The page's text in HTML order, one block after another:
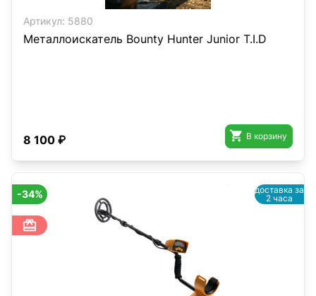
Артикул: 5880
Металлоискатель Bounty Hunter Junior T.I.D
8 100 ₽  В корзину
-34%

доставка за
2 часа